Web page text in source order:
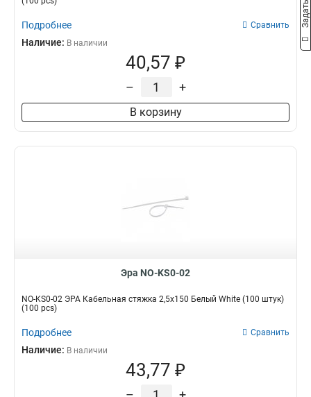
Подробнее Сравнить
Наличие: В наличии
40,57 ₽
– +
В корзину
Эра NO-KS0-02
NO-KS0-02 ЭРА Кабельная стяжка 2,5х150 Белый White (100 штук)
(100 pcs)
Подробнее Сравнить
Наличие: В наличии
43,77 ₽